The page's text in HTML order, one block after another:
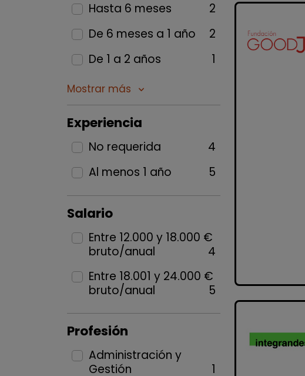
Hasta 6 meses
2
De 6 meses a 1 año
2
De 1 a 2 años
1
Mostrar más keyboard_arrow_down
Experiencia
No requerida
4
Al menos 1 año
5
Salario
Entre 12.000 y 18.000 €
bruto/anual
4
Entre 18.001 y 24.000 €
bruto/anual
5
Profesión
Administración y
Gestión
1